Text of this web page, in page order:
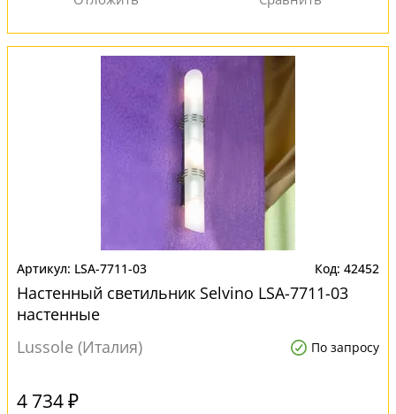
LSA-7711-03 42452
Настенный светильник Selvino LSA-7711-03
настенные
Lussole (Италия)
По запросу
4 734 ₽